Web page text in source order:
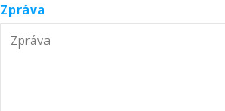
Zpráva